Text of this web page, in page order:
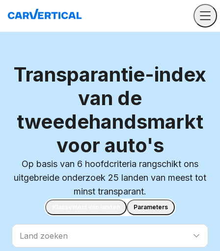
Transparantie-index
van de
tweedehandsmarkt
voor auto's
Op basis van 6 hoofdcriteria rangschikt ons
uitgebreide onderzoek 25 landen van meest tot
minst transparant.
Parameters
Land zoeken
Land zoeken